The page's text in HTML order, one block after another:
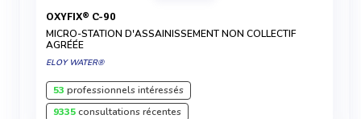
OXYFIX® C-90
MICRO-STATION D'ASSAINISSEMENT NON COLLECTIF
AGRÉÉE
ELOY WATER®
53 professionnels intéressés
9335consultations récentes